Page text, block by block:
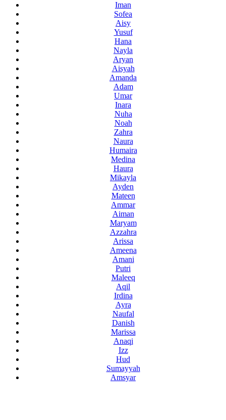
Iman
Sofea
Aisy
Yusuf
Hana
Nayla
Aryan
Aisyah
Amanda
Adam
Umar
Inara
Nuha
Noah
Zahra
Naura
Humaira
Medina
Haura
Mikayla
Ayden
Mateen
Ammar
Aiman
Maryam
Azzahra
Arissa
Ameena
Amani
Putri
Maleeq
Aqil
Irdina
Ayra
Naufal
Danish
Marissa
Anaqi
Izz
Hud
Sumayyah
Amsyar